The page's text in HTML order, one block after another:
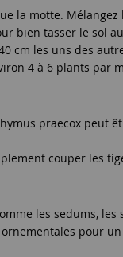
la motte.
bien tasser le sol
cm les uns des
4 à 6 plants par
praecox peut
couper les
les sedums,
pour